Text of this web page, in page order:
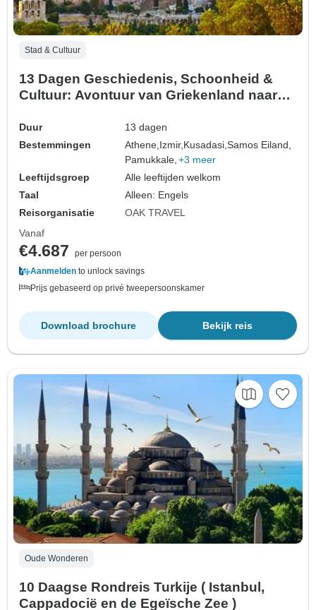
Stad & Cultuur
13 Dagen Geschiedenis, Schoonheid &
Cultuur: Avontuur van Griekenland naar
Duur
13 dagen
Bestemmingen
Athene,Izmir,Kusadasi,Samos Eiland,
Pamukkale, +3 meer
Leeftijdsgroep
Alle leeftijden welkom
Taal
Alleen: Engels
Reisorganisatie
OAK TRAVEL
Vanaf
€4.687
per persoon
Aanmelden to unlock savings
Prijs gebaseerd op privé tweepersoonskamer
Bekijk reis
Download brochure
Oude Wonderen
10 Daagse Rondreis Turkije ( Istanbul,
Cappadocië en de Egeïsche Zee )